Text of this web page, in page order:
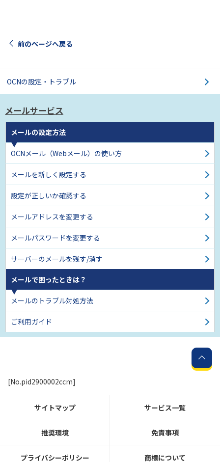
前のページへ戻る
OCNの設定・トラブル
メールサービス
メールの設定方法
OCNメール（Webメール）の使い方
メールを新しく設定する
設定が正しいか確認する
メールアドレスを変更する
メールパスワードを変更する
サーバーのメールを残す/消す
メールで困ったときは？
メールのトラブル対処方法
ご利用ガイド
[No.pid2900002ccm]
サイトマップ サービス一覧
推奨環境 免責事項
プライバシーポリシー 商標について